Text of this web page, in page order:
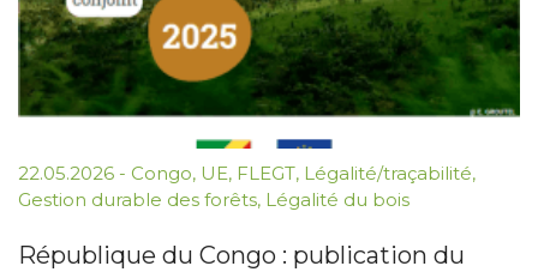
22.05.2026 - Congo, UE, FLEGT, Légalité/traçabilité,
Gestion durable des forêts, Légalité du bois
République du Congo : publication du